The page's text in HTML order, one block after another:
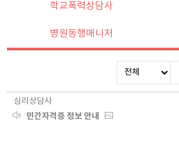
학교폭력상담사
병원동행매니저
심리상담사
민간자격증 정보 안내